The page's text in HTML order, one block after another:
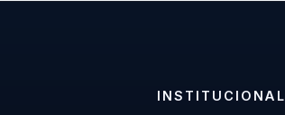
INSTITUCIONAL